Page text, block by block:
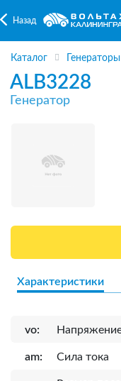
Назад
Каталог Генераторы
ALB3228
Генератор
Характеристики
vo:
am: Сила тока